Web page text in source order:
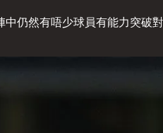
仍然有唔少球員有能力突破